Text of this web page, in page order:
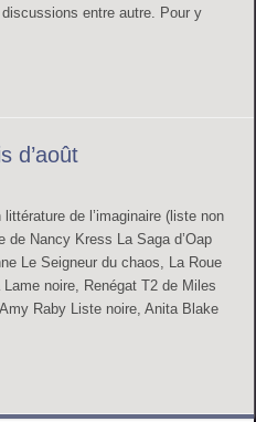
entre autre. Pour y
d’août
de l’imaginaire (liste non
Nancy Kress La Saga d’Oap
Le Seigneur du chaos, La Roue
noire, Renégat T2 de Miles
Raby Liste noire, Anita Blake